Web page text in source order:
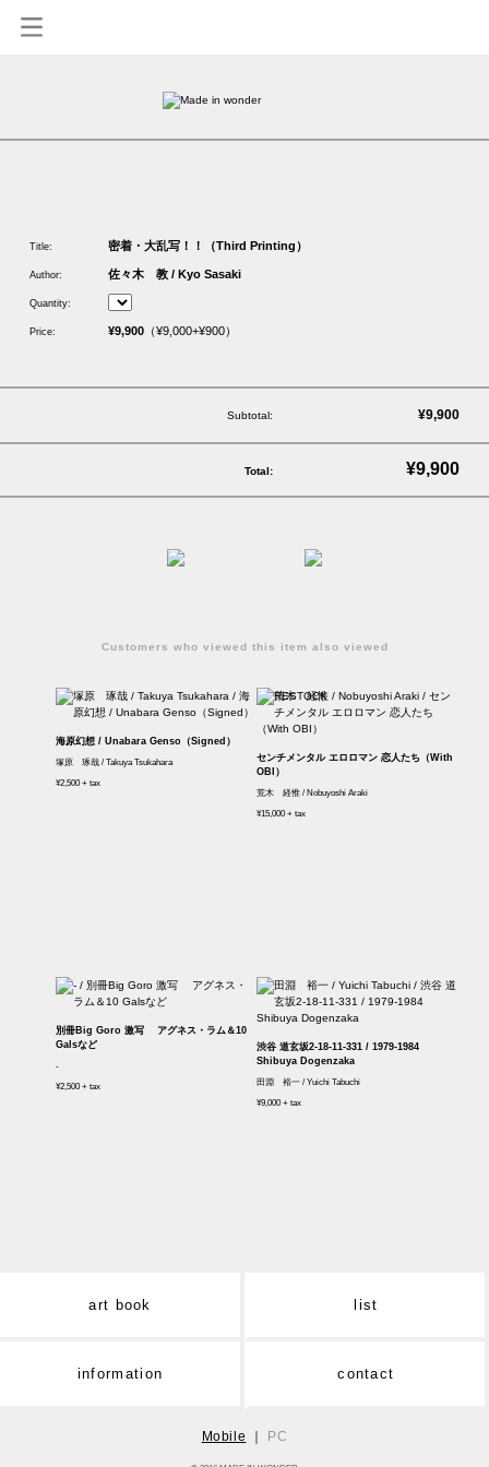
Title: 密着・大乱写！！（Third Printing）
Author: 佐々木 教 / Kyo Sasaki
Quantity:
Price: ¥9,900（¥9,000+¥900）
Subtotal: ¥9,900
Total: ¥9,900
Customers who viewed this item also viewed
海原幻想 / Unabara Genso（Signed）
塚原 琢哉 / Takuya Tsukahara
¥2,500 + tax
センチメンタル エロロマン 恋人たち（With
OBI）
荒木 経惟 / Nobuyoshi Araki
¥15,000 + tax
別冊Big Goro 激写 アグネス・ラム＆10
Galsなど
-
¥2,500 + tax
渋谷 道玄坂2-18-11-331 / 1979-1984
Shibuya Dogenzaka
田淵 裕一 / Yuichi Tabuchi
¥9,000 + tax
art book list
information contact
Mobile ｜ PC